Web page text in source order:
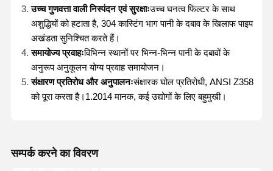
उच्च गुणवत्ता वाली निस्पंदन एवं सुरक्षाःउच्च घनत्व फिल्टर के साथ
अशुद्धियों को हटाता है, 304 कास्टिंग भाग पानी के दबाव के खिलाफ पाइप
अखंडता सुनिश्चित करते हैं।
समायोज्य प्रवाहःविभिन्न स्थानों पर भिन्न-भिन्न पानी के दबावों के
अनुरूप अनुकूलन योग्य प्रवाह समायोजन।
संक्षारण प्रतिरोध और अनुपालनःसंक्षारक घोल प्रतिरोधी, ANSI Z358
को पूरा करता है।1.2014 मानक, कई उद्योगों के लिए बहुमुखी।
सम्पर्क करने का विवरण